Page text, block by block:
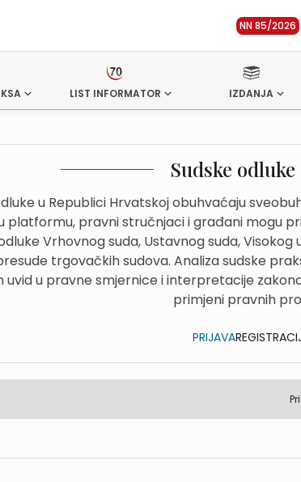
NN 85/2026
LIST INFORMATOR IZDANJA
Sudske odluke
u Republici Hrvatskoj obuhvaćaju
platformu, pravni stručnjaci i građani mogu
Vrhovnog suda, Ustavnog suda,
trgovačkih sudova. Analiza sudske
uvid u pravne smjernice i interpretacije
primjeni pravnih
PRIJAVA